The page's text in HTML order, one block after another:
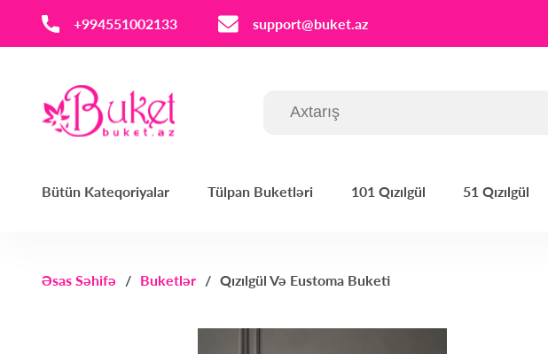
‪+994551002133‬ support@buket.az
Bütün Kateqoriyalar Tülpan Buketləri 101 Qızılgül 51 Qızılgül
Əsas Səhifə Buketlər Qızılgül Və Eustoma Buketi